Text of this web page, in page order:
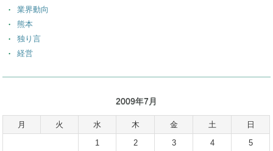
業界動向
熊本
独り言
経営
2009年7月
月 火 水 木 金 土
日
1
2 3 4
5